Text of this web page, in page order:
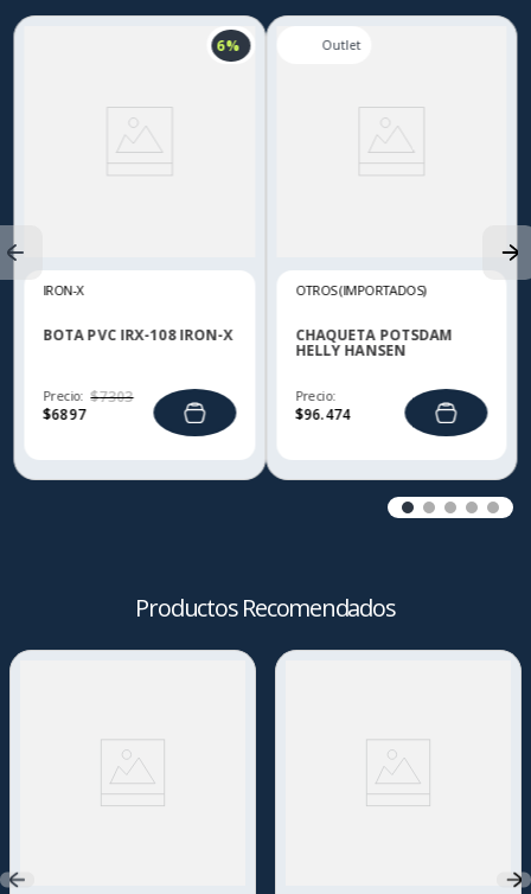
6 %
IRON-X
BOTA PVC IRX-108 IRON-X
Precio:
$6897
$7303
OTROS (IMPORTADOS)
CHAQUETA POTSDAM
HELLY HANSEN
Precio:
$96.474
Productos Recomendados